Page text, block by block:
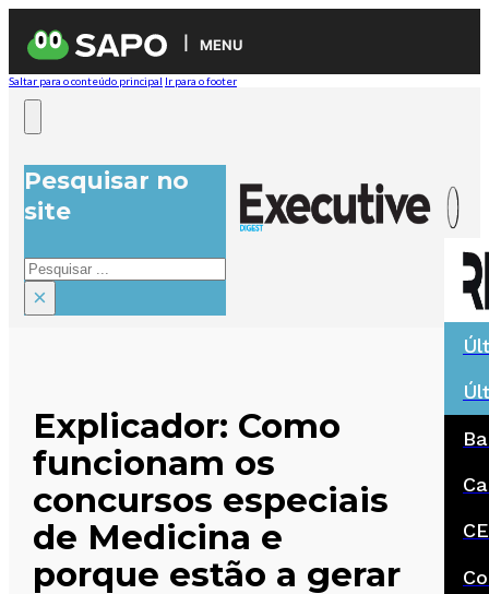
MENU
Saltar para o conteúdo principal Ir para o footer
Pesquisar no
site
Pesquisar
×
Explicador: Como
funcionam os
concursos especiais
de Medicina e
porque estão a gerar